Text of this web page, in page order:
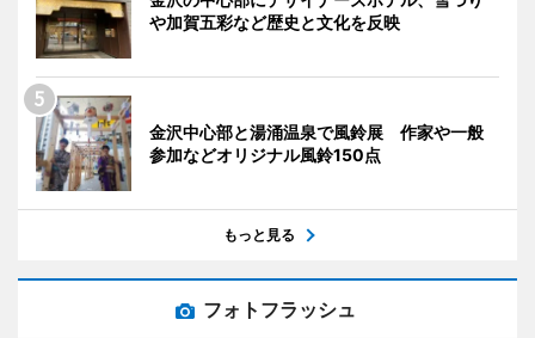
や加賀五彩など歴史と文化を反映
金沢中心部と湯涌温泉で風鈴展 作家や一般
参加などオリジナル風鈴150点
もっと見る
フォトフラッシュ